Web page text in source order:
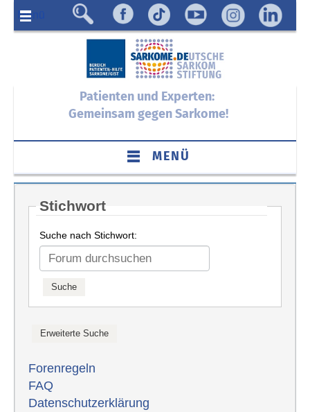
Menü
Patienten und Experten:
Gemeinsam gegen Sarkome!
MENÜ
Stichwort
Suche nach Stichwort:
Forenregeln
FAQ
Datenschutzerklärung